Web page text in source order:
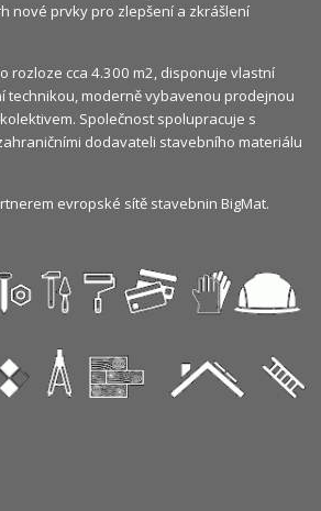
nové prvky pro zlepšení a zkrášlení
rozloze cca 4.300 m2, disponuje vlastní
technikou, moderně vybavenou prodejnou
Společnost spolupracuje s
dodavateli stavebního materiálu
evropské sítě stavebnin BigMat.